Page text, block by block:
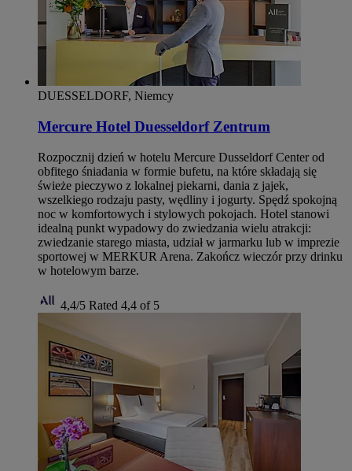
DUESSELDORF, Niemcy
Mercure Hotel Duesseldorf Zentrum
Rozpocznij dzień w hotelu Mercure Dusseldorf Center od
obfitego śniadania w formie bufetu, na które składają się
świeże pieczywo z lokalnej piekarni, dania z jajek,
wszelkiego rodzaju pasty, wędliny i jogurty. Spędź spokojną
noc w komfortowych i stylowych pokojach. Hotel stanowi
idealną punkt wypadowy do zwiedzania wielu atrakcji:
zwiedzanie starego miasta, udział w jarmarku lub w imprezie
sportowej w MERKUR Arena. Zakończ wieczór przy drinku
w hotelowym barze.
4,4/5 Rated 4,4 of 5